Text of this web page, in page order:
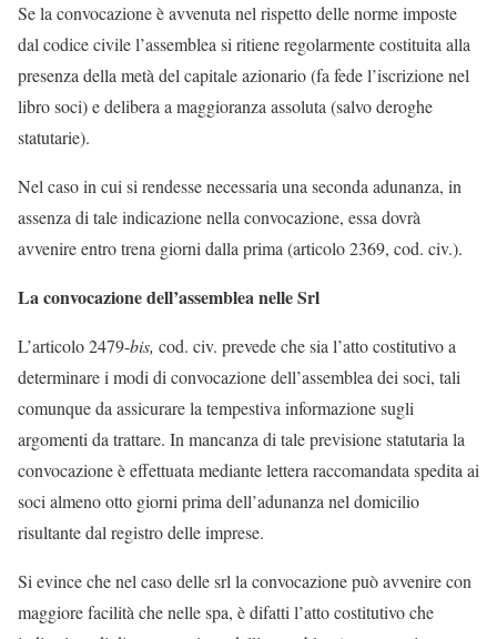
Se la convocazione è avvenuta nel rispetto delle norme imposte
dal codice civile l’assemblea si ritiene regolarmente costituita alla
presenza della metà del capitale azionario (fa fede l’iscrizione nel
libro soci) e delibera a maggioranza assoluta (salvo deroghe
statutarie).
Nel caso in cui si rendesse necessaria una seconda adunanza, in
assenza di tale indicazione nella convocazione, essa dovrà
avvenire entro trena giorni dalla prima (articolo 2369, cod. civ.).
La convocazione dell’assemblea nelle Srl
L’articolo 2479-bis, cod. civ. prevede che sia l’atto costitutivo a
determinare i modi di convocazione dell’assemblea dei soci, tali
comunque da assicurare la tempestiva informazione sugli
argomenti da trattare. In mancanza di tale previsione statutaria la
convocazione è effettuata mediante lettera raccomandata spedita ai
soci almeno otto giorni prima dell’adunanza nel domicilio
risultante dal registro delle imprese.
Si evince che nel caso delle srl la convocazione può avvenire con
maggiore facilità che nelle spa, è difatti l’atto costitutivo che